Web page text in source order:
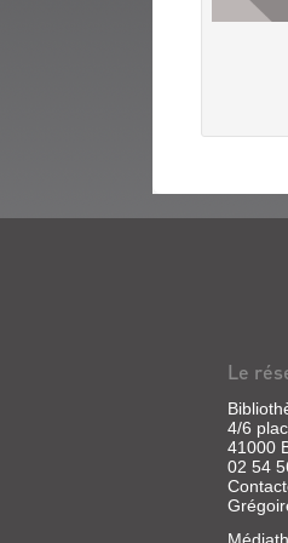
Article
Moritz,
Delphine
Le
4/6
41000
02 54